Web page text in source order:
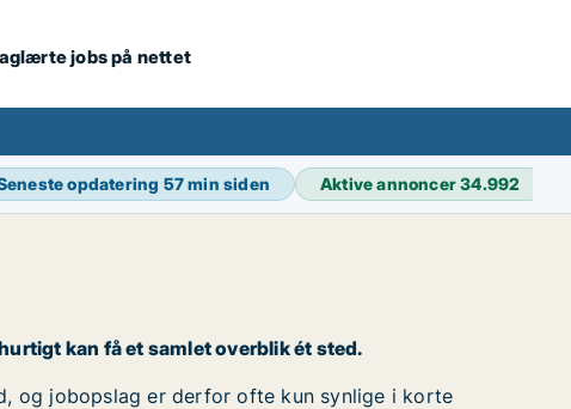
jobs på nettet
opdatering 57 min siden Aktive annoncer34.992
kan få et samlet overblik ét sted.
og jobopslag er derfor ofte kun synlige i korte